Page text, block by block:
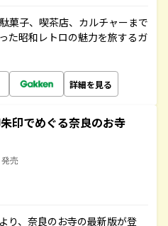
菓子、喫茶店、カルチャーまで
た昭和レトロの魅力を旅するガ
詳細を見る
印でめぐる奈良のお寺
売
り、奈良のお寺の最新版が登